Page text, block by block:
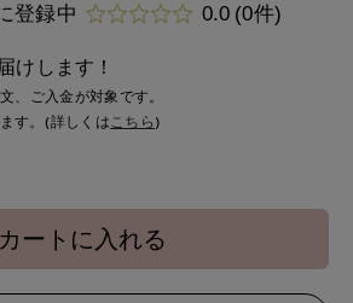
登録中 0.0 (0件)
けします！
、ご入金が対象です。
す。(詳しくは こちら )
カートに入れる